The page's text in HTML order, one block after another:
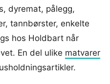
dyremat, pålegg,
tannbørster, enkelte
hos Holdbart når
En del ulike matvarer